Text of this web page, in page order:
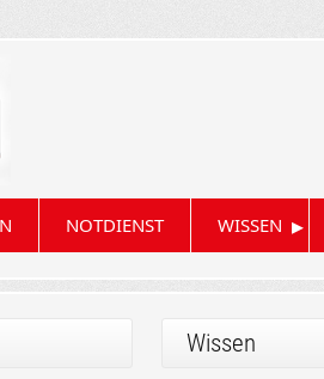
NOTDIENST WISSEN ▸
Wissen